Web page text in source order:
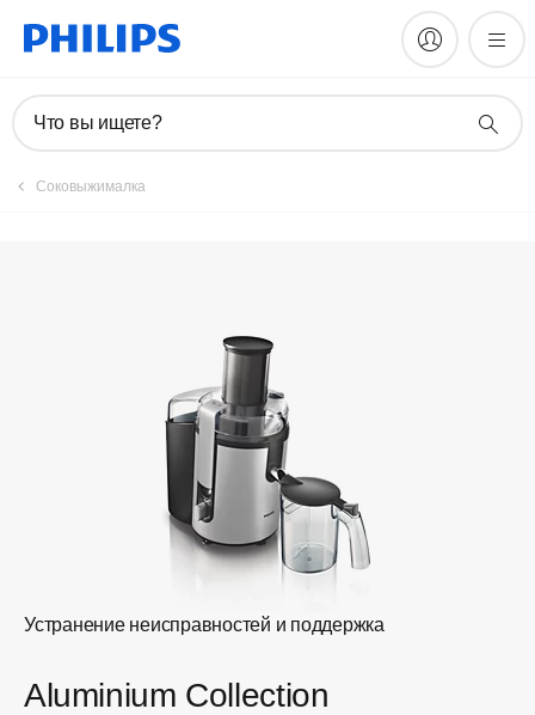
Что вы ищете?
Соковыжималка
Устранение неисправностей и поддержка
Aluminium Collection
Руководства и документация